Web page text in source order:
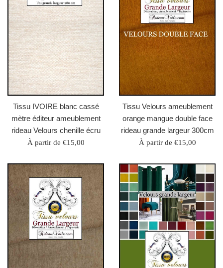
Tissu IVOIRE blanc cassé
mètre éditeur ameublement
rideau Velours chenille écru
À partir de €15,00
Tissu Velours ameublement
orange mangue double face
rideau grande largeur 300cm
À partir de €15,00